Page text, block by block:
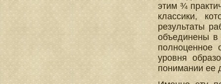
этим ¾
классики,
результаты
объединены в
полноценное
уровня
понимании ее